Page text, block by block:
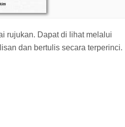
rujukan. Dapat di lihat melalui
dan bertulis secara terperinci.